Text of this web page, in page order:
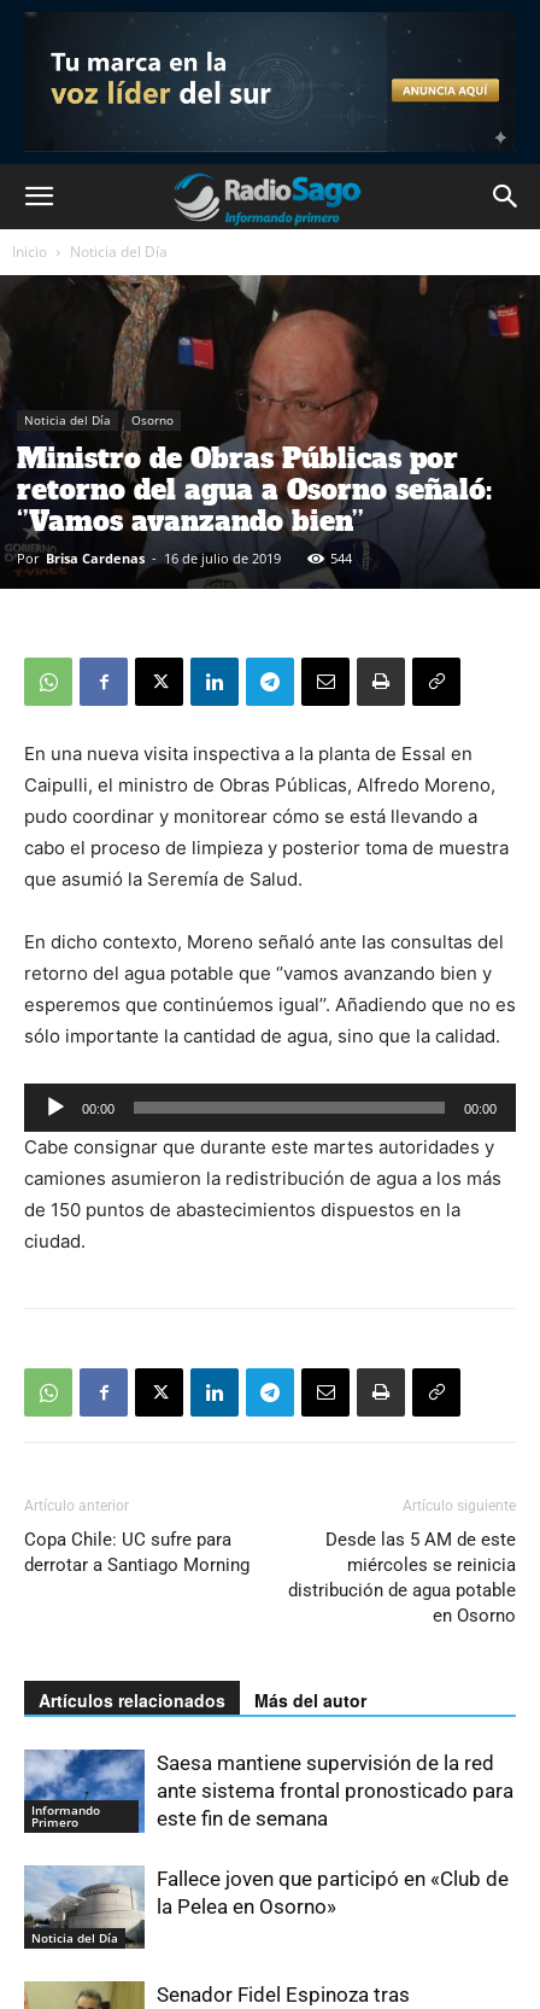
Inicio Noticia del Día
Noticia del Día Osorno
Ministro de Obras Públicas por
retorno del agua a Osorno señaló:
‘’Vamos avanzando bien’’
Por Brisa Cardenas - 16 de julio de 2019 544
En una nueva visita inspectiva a la planta de Essal en
Caipulli, el ministro de Obras Públicas, Alfredo Moreno,
pudo coordinar y monitorear cómo se está llevando a
cabo el proceso de limpieza y posterior toma de muestra
que asumió la Seremía de Salud.
En dicho contexto, Moreno señaló ante las consultas del
retorno del agua potable que ‘’vamos avanzando bien y
esperemos que continúemos igual’’. Añadiendo que no es
sólo importante la cantidad de agua, sino que la calidad.
Reproductor
de
audio
00:00 00:00
Cabe consignar que durante este martes autoridades y
camiones asumieron la redistribución de agua a los más
de 150 puntos de abastecimientos dispuestos en la
ciudad.
Artículo anterior
Copa Chile: UC sufre para
derrotar a Santiago Morning
Artículo siguiente
Desde las 5 AM de este
miércoles se reinicia
distribución de agua potable
en Osorno
Artículos relacionados Más del autor
Informando
Primero
Saesa mantiene supervisión de la red
ante sistema frontal pronosticado para
este fin de semana
Noticia del Día
Fallece joven que participó en «Club de
la Pelea en Osorno»
Senador Fidel Espinoza tras